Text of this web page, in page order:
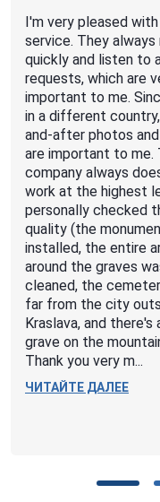
I'm very pleased
service. They always
quickly and listen to
requests, which are
important to me.
in a different
and-after photos
are important to me.
company always
work at the highest
personally checked
quality (the
installed, the entire
around the graves
cleaned, the
far from the city
Kraslava, and there's
grave on the
Thank you very m...
ЧИТАЙТЕ ДАЛЕЕ